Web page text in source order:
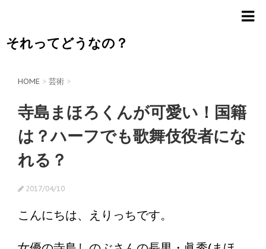
それってどうなの？
HOME > 芸術 >
寺島まほろくんが可愛い！国籍
は？ハーフでも歌舞伎役者にな
れる？
2017/04/10
こんにちは、えりっちです。